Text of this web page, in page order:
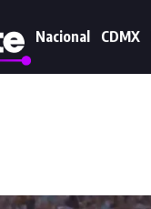
Nacional CDMX